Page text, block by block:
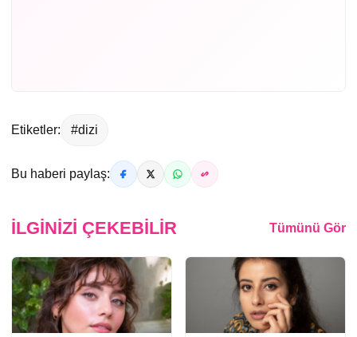
Etiketler: #dizi
Bu haberi paylaş:
İLGINIZI ÇEKEBILIR Tümünü Gör